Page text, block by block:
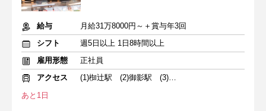
給与
月給31万8000円～＋賞与年3回
シフト
週5日以上 1日8時間以上
雇用形態
正社員
アクセス
(1)椥辻駅 (2)御影駅 (3)尼崎駅
あと1日